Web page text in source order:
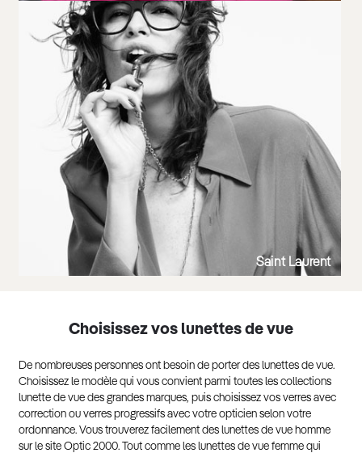
Saint Laurent
Choisissez vos lunettes de vue
De nombreuses personnes ont besoin de porter des lunettes de vue.
Choisissez le modèle qui vous convient parmi toutes les collections
lunette de vue des grandes marques, puis choisissez vos verres avec
correction ou verres progressifs avec votre opticien selon votre
ordonnance. Vous trouverez facilement des lunettes de vue homme
sur le site Optic 2000. Tout comme les lunettes de vue femme qui